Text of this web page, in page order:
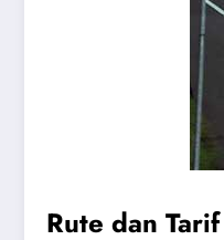
Rute dan